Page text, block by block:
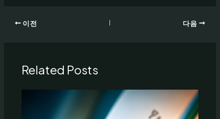
이전 다음
Related Posts